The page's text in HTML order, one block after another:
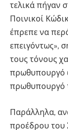
τελικά πήγαν
Ποινικοί
έπρεπε να
επειγόντως»,
τους τόνους
πρωθυπουργό
πρωθυπουργό
Παράλληλα,
προέδρου του